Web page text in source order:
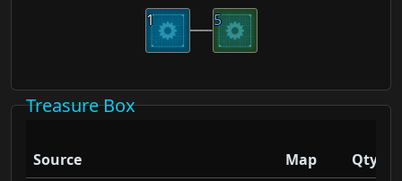
5
1
Treasure Box
Source Map Qty